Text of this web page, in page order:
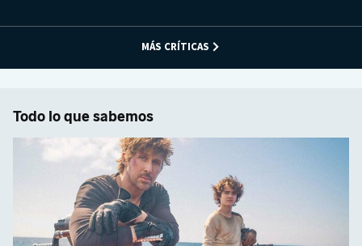
MÁS CRÍTICAS
Todo lo que sabemos